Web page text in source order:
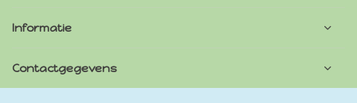
Informatie
Contactgegevens